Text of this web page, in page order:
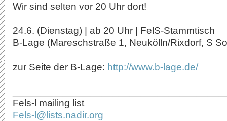
Wir sind selten vor 20 Uhr dort!
24.6. (Dienstag) | ab 20 Uhr | FelS-Stammtisch
B-Lage (Mareschstraße 1, Neukölln/Rixdorf, S
zur Seite der B-Lage: http://www.b-lage.de/
Fels-l mailing list
Fels-l@lists.nadir.org